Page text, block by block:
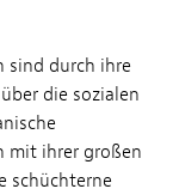
sind durch ihre
die sozialen
mit ihrer großen
schüchterne